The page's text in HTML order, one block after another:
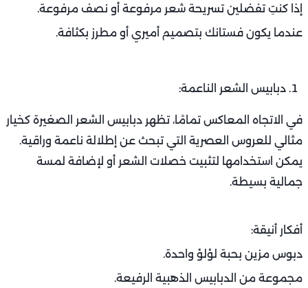
إذا كنتِ تفضلين تسريحة شعر مرفوعة أو نصف مرفوعة.
عندما يكون فستانك بتصميم أميري أو مطرز بكثافة.
دبابيس الشعر الناعمة:
في الاتجاه المعاكس تمامًا، تظهر دبابيس الشعر الصغيرة كخيار
مثالي للعروس العصرية التي تبحث عن إطلالة ناعمة وراقية.
يمكن استخدامها لتثبيت خصلات الشعر أو لإضافة لمسة
جمالية بسيطة.
أفكار أنيقة:
دبوس مزين بحبة لؤلؤ واحدة.
مجموعة من الدبابيس الذهبية الرفيعة.